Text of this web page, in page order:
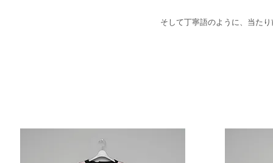
そして丁寧語のように、当た